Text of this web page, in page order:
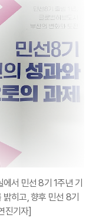
서 민선 8기 1주년 기
히고, 향후 민선 8기
진기자]